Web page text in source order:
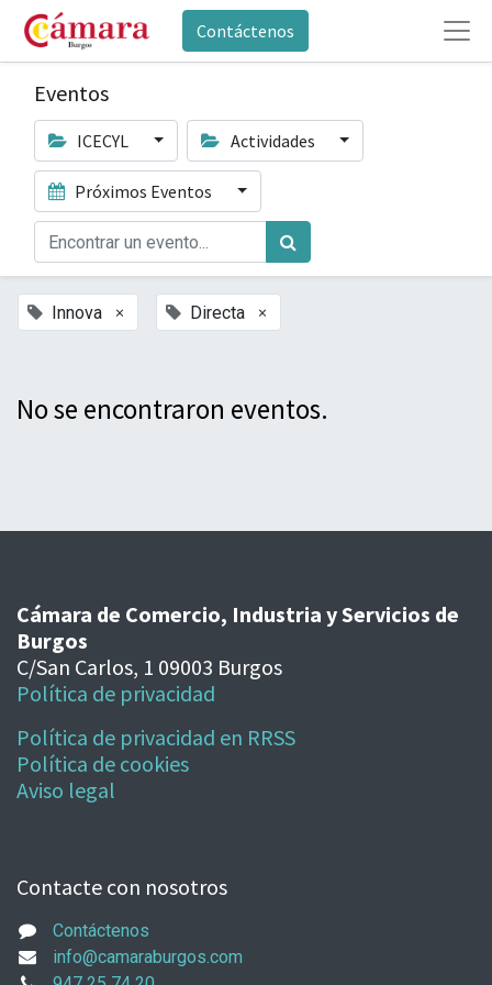
Contáctenos
Eventos
ICECYL Actividades
Próximos Eventos
Innova × Directa ×
No se encontraron eventos.
Cámara de Comercio, Industria y Servicios de
Burgos
C/San Carlos, 1 09003 Burgos
Política de privacidad
Política de privacidad en RRSS
Política de cookies
Aviso legal
Contacte con nosotros
Contáctenos
info@camaraburgos.com